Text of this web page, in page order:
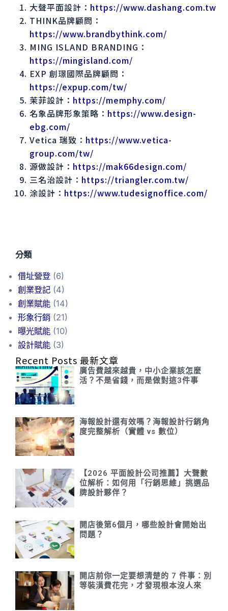
大聲平面設計： https://www.dashang.com.tw
THINK品牌顧問：
https://www.brandbythink.com/
MING ISLAND BRANDING：
https://mingisland.com/
EXP 創璟國際品牌顧問：
https://expup.com/tw/
茉菲設計： https://memphy.com/
名象品牌形象策略： https://www.design-
ebg.com/
Vetica 瑞致： https://www.vetica-
group.com/tw/
源做設計： https://mak66design.com/
三名治設計： https://triangler.com.tw/
涂設計： https://www.tudesignoffice.com/
分類
借址營登(6)
創業登記(4)
創業賦能(14)
形象行銷(21)
曝光賦能(10)
設計賦能(3)
Recent Posts 最新文章
廣告費越來越貴，中小企業該怎麼
活？不是省錢，而是做對這3件事
海報設計還有效嗎？海報設計行銷角
度完整解析（實體 vs 數位）
【2026 平面設計公司推薦】大聲數
位解析：如何用「行銷思維」挑選品
牌設計夥伴？
開店後第6個月，哪些設計會開始出
問題？
開店前你一定要想清楚的 7 件事：別
等裝潢費花完，才發現根本沒人來